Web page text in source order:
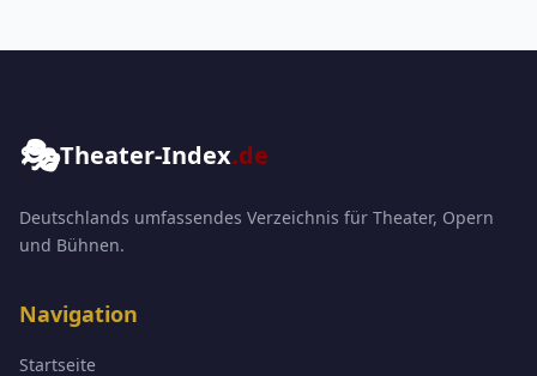
🎭Theater-Index.de
Deutschlands umfassendes Verzeichnis für Theater, Opern
und Bühnen.
Navigation
Startseite